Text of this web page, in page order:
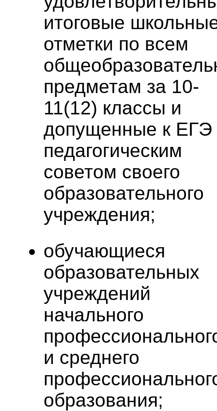
итоговые
отметки по всем
предметам за 10-
11(12) классы и
допущенные к ЕГЭ
педагогическим
советом своего
образовательного
учреждения;
обучающиеся
образовательных
учреждений
начального
и среднего
образования;